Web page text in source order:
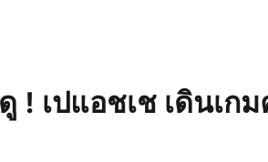
เปแอชเช เดินเก